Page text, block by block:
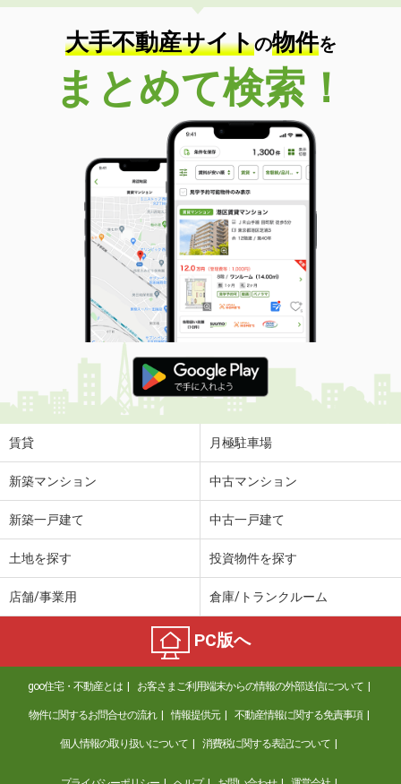
専有面積 22.35m²
間取り
1K
富山県富山市中島２
価 格
6.10万円
富山県富山市中島２
23.72m²
間取り
1K
富山県富山市町村２
価 格
5.50万円
住 所
富山県富山市町村２
専有面積 22.35m²
間取り
1K
富山県高岡市三女子
価 格
4.80万円
住 所
富山県高岡市三女子
専有面積
富山県富山市中島２
富山県富山市中島２
6万円
住 所
富山県富山市中島２
専有面積 23.72m²
間取り
1K
富山県富山市五福
大手不動産サイトの物件を
まとめて検索！
賃貸 月極駐車場
新築マンション 中古マンション
新築一戸建て 中古一戸建て
土地を探す 投資物件を探す
店舗/事業用 倉庫/トランクルーム
PC版へ
goo住宅・不動産とは お客さまご利用端末からの情報の外部送信について
物件に関するお問合せの流れ 情報提供元 不動産情報に関する免責事項
個人情報の取り扱いについて 消費税に関する表記について